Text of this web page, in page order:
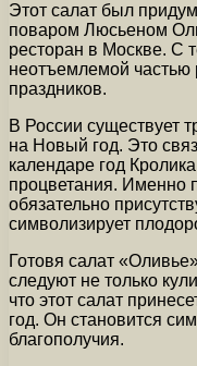
Этот салат был
поваром Люсьеном
ресторан в Москве. С
неотъемлемой частью
праздников.
В России существует
на Новый год. Это
календаре год
процветания. Именно
обязательно
символизирует
Готовя салат
следуют не только
что этот салат
год. Он становится
благополучия.